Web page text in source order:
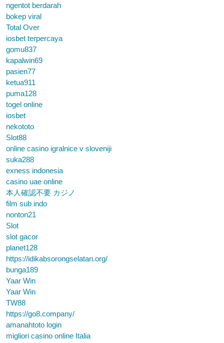
ngentot berdarah
bokep viral
Total Over
iosbet terpercaya
gomu837
kapalwin69
pasien77
ketua911
puma128
togel online
iosbet
nekototo
Slot88
online casino igralnice v sloveniji
suka288
exness indonesia
casino uae online
本人確認不要 カジノ
film sub indo
nonton21
Slot
slot gacor
planet128
https://idikabsorongselatan.org/
bunga189
Yaar Win
Yaar Win
TW88
https://go8.company/
amanahtoto login
migliori casino online Italia